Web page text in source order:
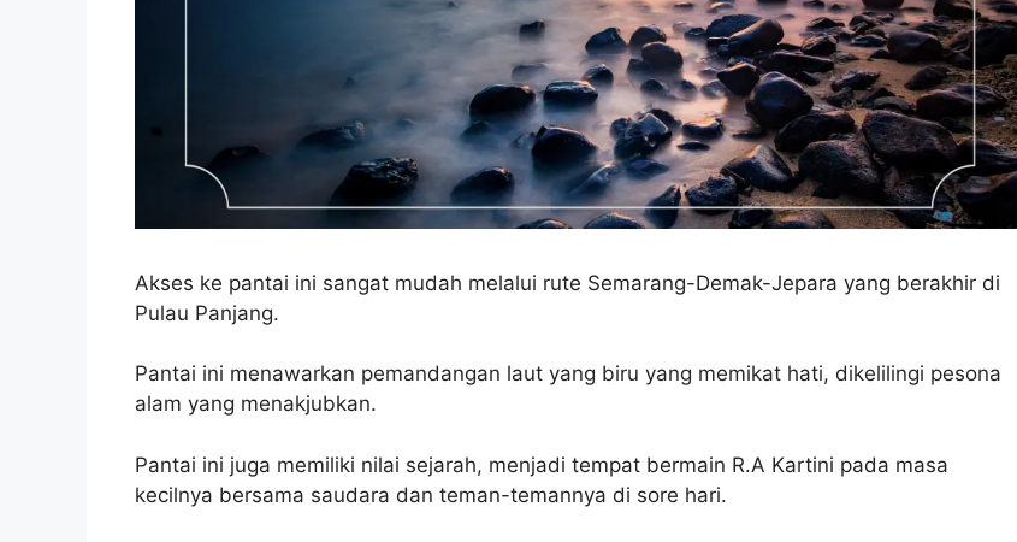
Akses ke pantai ini sangat mudah melalui rute Semarang-Demak-Jepara yang berakhir di
Pulau Panjang.
Pantai ini menawarkan pemandangan laut yang biru yang memikat hati, dikelilingi pesona
alam yang menakjubkan.
Pantai ini juga memiliki nilai sejarah, menjadi tempat bermain R.A Kartini pada masa
kecilnya bersama saudara dan teman-temannya di sore hari.